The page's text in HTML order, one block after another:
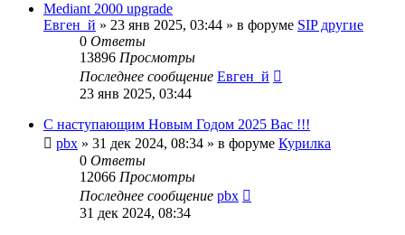
Mediant 2000 upgrade
Евген_й » 23 янв 2025, 03:44 » в форуме SIP другие
0 Ответы
13896 Просмотры
Последнее сообщение Евген_й
23 янв 2025, 03:44
С наступающим Новым Годом 2025 Вас !!!
pbx » 31 дек 2024, 08:34 » в форуме Курилка
0 Ответы
12066 Просмотры
Последнее сообщение pbx
31 дек 2024, 08:34